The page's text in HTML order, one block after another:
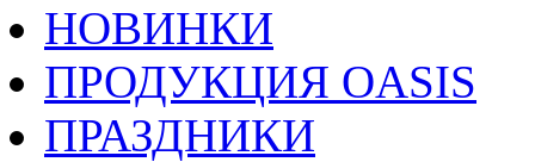
НОВИНКИ
ПРОДУКЦИЯ OASIS
ПРАЗДНИКИ